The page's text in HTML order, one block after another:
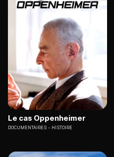
Le cas Oppenheimer
DOCUMENTAIRES HISTOIRE